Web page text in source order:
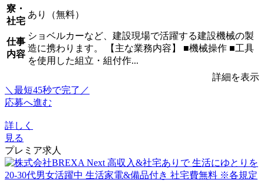
寮・
社宅
あり（無料）
仕事
内容
ショベルカーなど、建設現場で活躍する建設機械の製
造に携わります。 【主な業務内容】 ■機械操作 ■工具
を使用した組立・組付作...
詳細を表示
＼最短45秒で完了／
応募へ進む
詳しく
見る
プレミア求人